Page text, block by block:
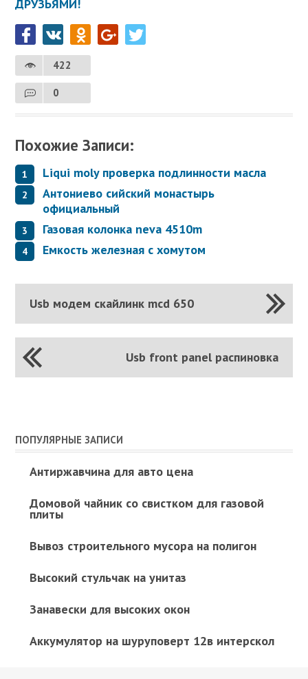
ДРУЗЬЯМИ!
422
0
Похожие Записи:
Liqui moly проверка подлинности масла
Антониево сийский монастырь
официальный
Газовая колонка neva 4510m
Емкость железная с хомутом
Usb модем скайлинк mcd 650
Usb front panel распиновка
ПОПУЛЯРНЫЕ ЗАПИСИ
Антиржавчина для авто цена
Домовой чайник со свистком для газовой
плиты
Вывоз строительного мусора на полигон
Высокий стульчак на унитаз
Занавески для высоких окон
Аккумулятор на шуруповерт 12в интерскол